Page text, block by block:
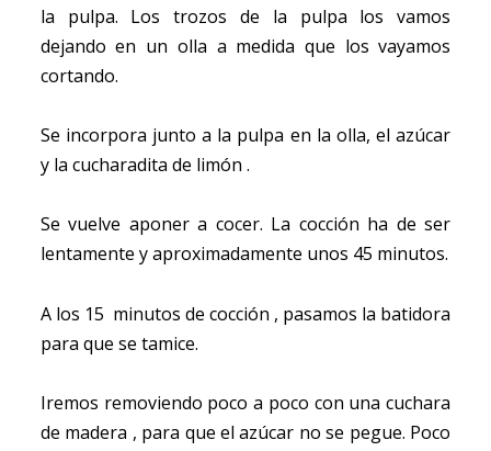
la pulpa. Los trozos de la pulpa los vamos
dejando en un olla a medida que los vayamos
cortando.
Se incorpora junto a la pulpa en la olla, el azúcar
y la cucharadita de limón .
Se vuelve aponer a cocer. La cocción ha de ser
lentamente y aproximadamente unos 45 minutos.
A los 15 minutos de cocción , pasamos la batidora
para que se tamice.
Iremos removiendo poco a poco con una cuchara
de madera , para que el azúcar no se pegue. Poco